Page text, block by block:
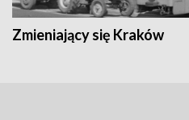
Zmieniający się Kraków